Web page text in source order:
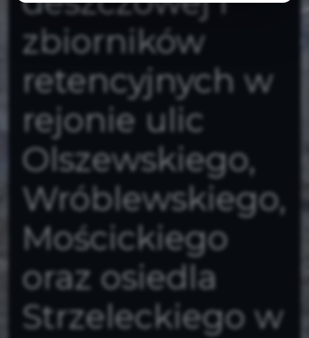
zbiorników
retencyjnych w
rejonie ulic
Olszewskiego,
Wróblewskiego,
Mościckiego
oraz osiedla
Strzeleckiego w